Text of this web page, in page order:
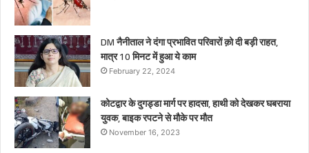
DM नैनीताल ने दंगा प्रभावित परिवारों क़ो दी बड़ी राहत,
मात्र 10 मिनट में हुआ ये काम
February 22, 2024
कोटद्वार के दुगड्डा मार्ग पर हादसा, हाथी को देखकर घबराया
युवक, बाइक रपटने से मौके पर मौत
November 16, 2023